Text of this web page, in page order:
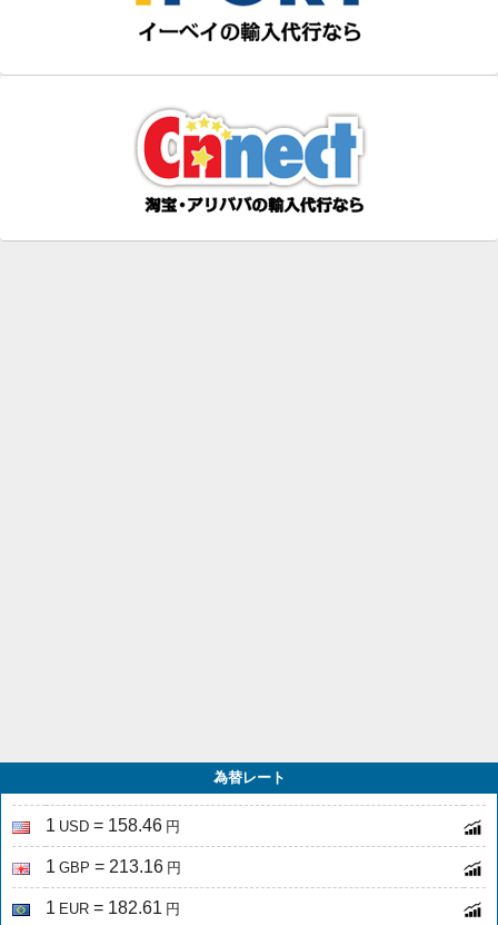
為替レート
1 USD = 158.46 円
1 GBP = 213.16 円
1 EUR = 182.61 円